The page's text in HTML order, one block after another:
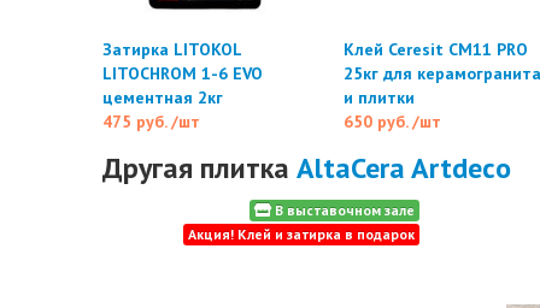
Затирка LITOKOL
LITOCHROM 1-6 EVO
цементная 2кг
475 руб./шт
Клей Ceresit CM11 PRO
25кг для керамогранита
и плитки
650 руб./шт
Другая плитка AltaCera Artdeco
В выставочном зале
Акция! Клей и затирка в подарок